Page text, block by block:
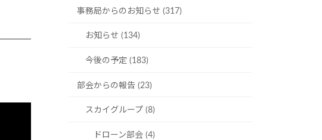
事務局からのお知らせ (317)
お知らせ (134)
今後の予定 (183)
部会からの報告 (23)
スカイグループ (8)
ドローン部会 (4)